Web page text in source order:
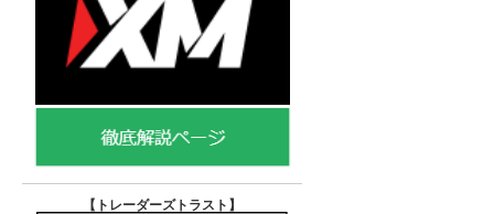
【トレーダーズトラスト 】